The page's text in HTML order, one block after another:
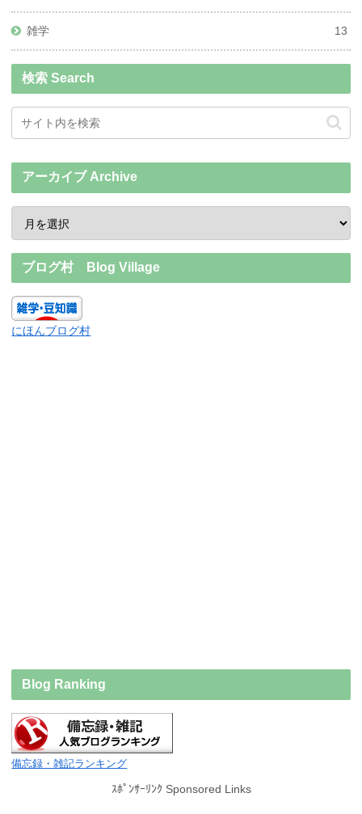
雑学 13
検索 Search
アーカイブ Archive
ブログ村 Blog Village
にほんブログ村
Blog Ranking
備忘録・雑記ランキング
ｽﾎﾟﾝｻｰﾘﾝｸ Sponsored Links